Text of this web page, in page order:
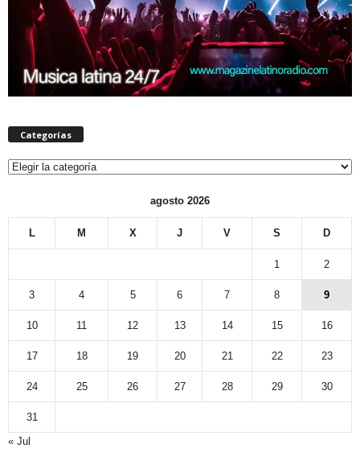
Categorías
Categorías
agosto 2026
L M X J V S D
1 2
3 4 5 6 7 8 9
10 11 12 13 14 15 16
17 18 19 20 21 22 23
24 25 26 27 28 29 30
31
« Jul